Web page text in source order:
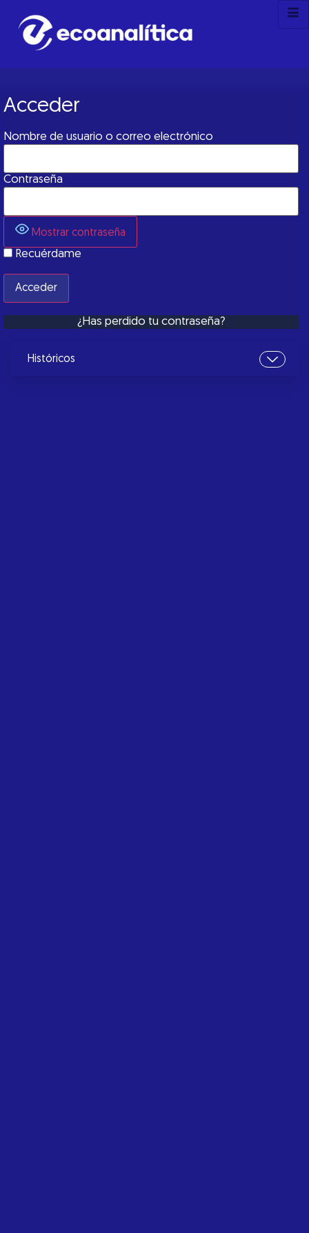
Acceder
Nombre de usuario o correo electrónico
Contraseña
Mostrar contraseña
Recuérdame
¿Has perdido tu contraseña?
Históricos